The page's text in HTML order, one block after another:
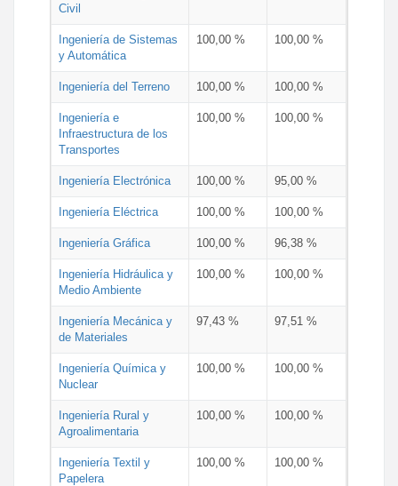
Civil
Ingeniería de Sistemas
y Automática
100,00 % 100,00 %
Ingeniería del Terreno 100,00 % 100,00 %
Ingeniería e
Infraestructura de los
Transportes
100,00 % 100,00 %
Ingeniería Electrónica 100,00 % 95,00 %
Ingeniería Eléctrica 100,00 % 100,00 %
Ingeniería Gráfica 100,00 % 96,38 %
Ingeniería Hidráulica y
Medio Ambiente
100,00 % 100,00 %
Ingeniería Mecánica y
de Materiales
97,43 % 97,51 %
Ingeniería Química y
Nuclear
100,00 % 100,00 %
Ingeniería Rural y
Agroalimentaria
100,00 % 100,00 %
Ingeniería Textil y
Papelera
100,00 % 100,00 %